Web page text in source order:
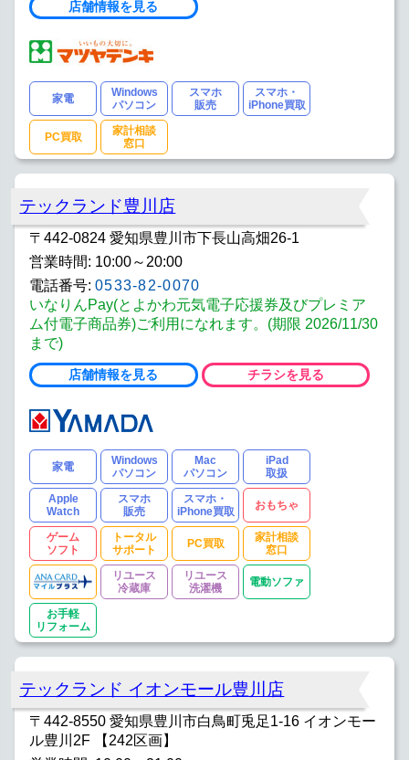
店舗情報を見る
家電
Windows
パソコン
スマホ
販売
スマホ・
iPhone買取
PC買取
家計相談
窓口
テックランド豊川店
〒442-0824 愛知県豊川市下長山高畑26-1
営業時間: 10:00～20:00
電話番号: 0533-82-0070
いなりんPay(とよかわ元気電子応援券及びプレミア
ム付電子商品券)ご利用になれます。(期限 2026/11/30
まで)
店舗情報を見る チラシを見る
家電
Windows
パソコン
Mac
パソコン
iPad
取扱
Apple
Watch
スマホ
販売
スマホ・
iPhone買取
おもちゃ
ゲーム
ソフト
トータル
サポート
PC買取
家計相談
窓口
リユース
冷蔵庫
リユース
洗濯機
電動ソファ
お手軽
リフォーム
テックランド イオンモール豊川店
〒442-8550 愛知県豊川市白鳥町兎足1-16 イオンモー
ル豊川2F 【242区画】